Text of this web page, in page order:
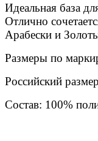
Идеальная база
Отлично
Арабески и
Размеры по
Российский
Состав: 100%